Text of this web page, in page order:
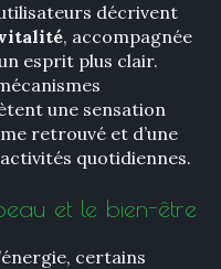
décrivent
, accompagnée
esprit plus clair.
une sensation
retrouvé et d’une
quotidiennes.
et le bien-être
certains